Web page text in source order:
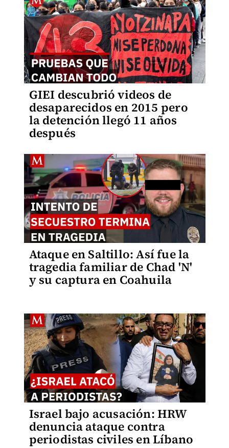
GIEI descubrió videos de
desaparecidos en 2015 pero
la detención llegó 11 años
después
Ataque en Saltillo: Así fue la
tragedia familiar de Chad 'N'
y su captura en Coahuila
Israel bajo acusación: HRW
denuncia ataque contra
periodistas civiles en Líbano